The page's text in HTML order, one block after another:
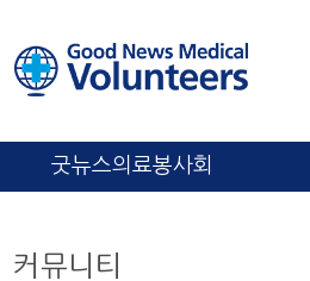
굿뉴스의료봉사회
커뮤니티